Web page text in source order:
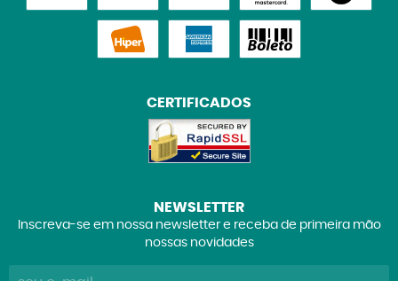
CERTIFICADOS
NEWSLETTER
Inscreva-se em nossa newsletter e receba de primeira mão
nossas novidades